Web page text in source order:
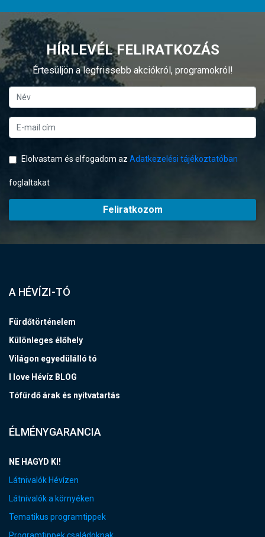
HÍRLEVÉL FELIRATKOZÁS
Értesüljön a legfrissebb akciókról, programokról!
Elolvastam és elfogadom az Adatkezelési tájékoztatóban
foglaltakat
Feliratkozom
A HÉVÍZI-TÓ
Fürdőtörténelem
Különleges élőhely
Világon egyedülálló tó
I love Hévíz BLOG
Tófürdő árak és nyitvatartás
ÉLMÉNYGARANCIA
NE HAGYD KI!
Látnivalók Hévízen
Látnivalók a környéken
Tematikus programtippek